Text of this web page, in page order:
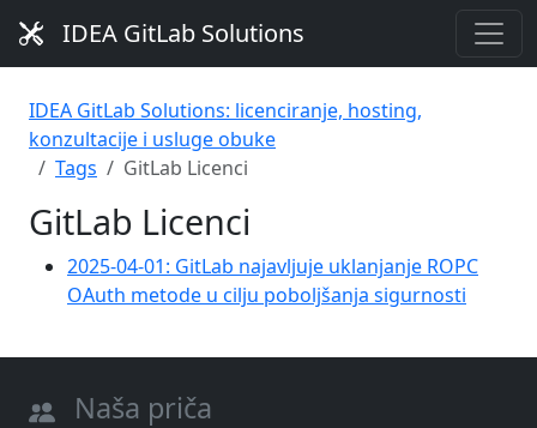
IDEA GitLab Solutions
IDEA GitLab Solutions: licenciranje, hosting,
konzultacije i usluge obuke
Tags
GitLab Licenci
GitLab Licenci
2025-04-01: GitLab najavljuje uklanjanje ROPC
OAuth metode u cilju poboljšanja sigurnosti
Naša priča